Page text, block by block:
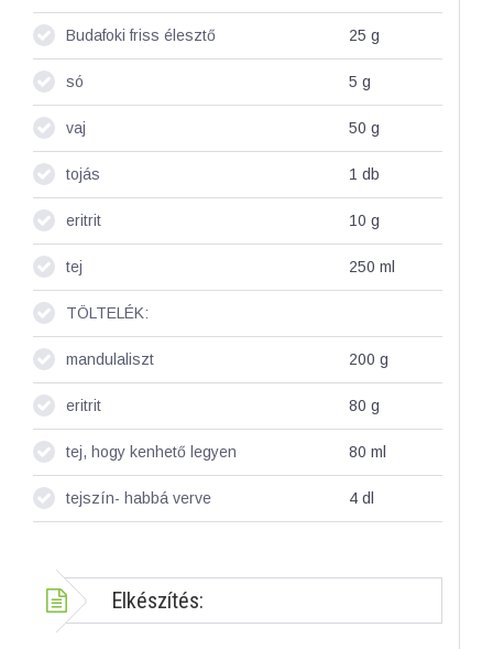
Budafoki friss élesztő 25 g
só 5 g
vaj 50 g
tojás 1 db
eritrit 10 g
tej 250 ml
TÖLTELÉK:
mandulaliszt 200 g
eritrit 80 g
tej, hogy kenhető legyen 80 ml
tejszín- habbá verve 4dl
Elkészítés: